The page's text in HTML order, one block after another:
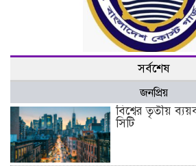
নৌ বাহিনীর রিয়ার অ্যাডমিরাল আশরাফুল হক
কোস্টগার্ডের নতুন ডিজি।
সর্বশেষ
জনপ্রিয়
বিশ্বের তৃতীয়
সিটি